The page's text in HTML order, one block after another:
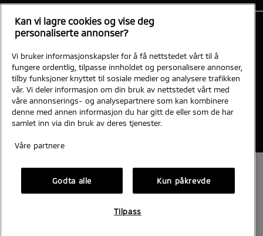
Bilplaneten, Ål
Sundrevegen 170 3570 ÅL
Personvern og cookies Mitsubishi-motors.no
Vi tar forbehold om skrivefeil, feil på innhold og priser.
Kan vi lagre cookies og vise deg
personaliserte annonser?
Vi bruker informasjonskapsler for å få nettstedet vårt til å
fungere ordentlig, tilpasse innholdet og personalisere annonser,
tilby funksjoner knyttet til sosiale medier og analysere trafikken
vår. Vi deler informasjon om din bruk av nettstedet vårt med
våre annonserings- og analysepartnere som kan kombinere
denne med annen informasjon du har gitt de eller som de har
samlet inn via din bruk av deres tjenester.
Våre partnere
Godta alle Kun påkrevde
Tilpass